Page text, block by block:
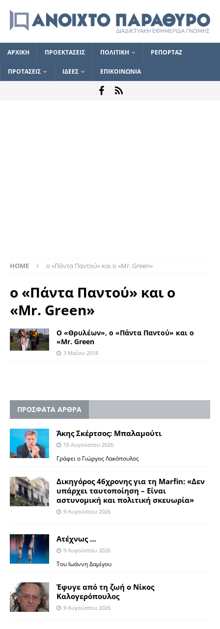
ΑΡΧΙΚΗ ΠΡΟΕΚΤΑΣΕΙΣ ΠΟΛΙΤΙΚΗ ΡΕΠΟΡΤΑΖ
ΠΡΟΤΑΣΕΙΣ ΙΔΕΕΣ ΕΠΙΚΟΙΝΩΝΙΑ
HOME ο «Πάντα Παντού» και ο «Mr. Green»
ο «Πάντα Παντού» και ο
«Mr. Green»
Ο «Θρυλέων», ο «Πάντα Παντού» και ο
«Mr. Green
3 Μαΐου 2018
ΠΡΟΣΦΑΤΑ ΑΡΘΡΑ
Άκης Σκέρτσος: Μπαλαμούτι
10 Αυγούστου 2026
Γράφει ο Γιώργος Λακόπουλος
Δικηγόρος 46χρονης για τη Marfin: «Δεν
υπάρχει ταυτοποίηση – Είναι
αστυνομική και πολιτική σκευωρία»
9 Αυγούστου 2026
Ατέχνως …
9 Αυγούστου 2026
Του Ιωάννη Δαμίγου
Έφυγε από τη ζωή ο Νίκος
Καλογερόπουλος
9 Αυγούστου 2026